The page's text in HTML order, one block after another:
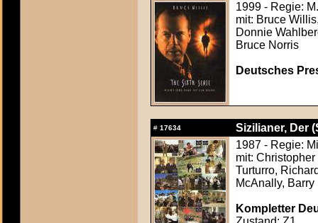
1999 - Regie:
mit: Bruce
Donnie
Bruce Norris
Deutsches
# 17634
Sizilianer, Der
1987 - Regie:
mit:
Turturro,
McAnally,
Kompletter